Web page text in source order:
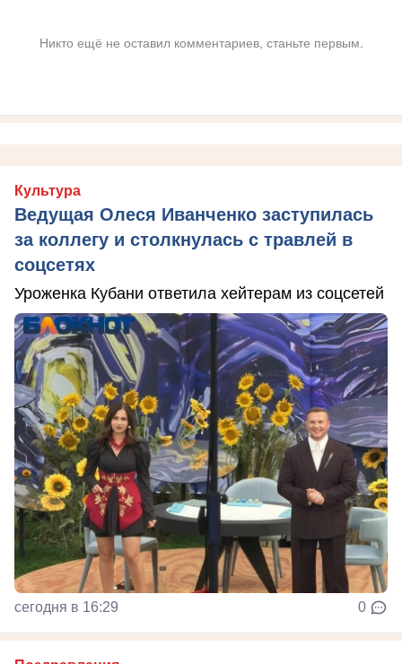
Никто ещё не оставил комментариев, станьте первым.
Культура
Ведущая Олеся Иванченко заступилась
за коллегу и столкнулась с травлей в
соцсетях
Уроженка Кубани ответила хейтерам из соцсетей
сегодня в 16:29 0